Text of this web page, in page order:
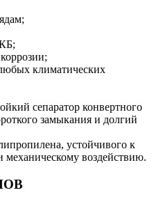
климатических
сепаратор конвертного
замыкания и долгий
устойчивого к
механическому воздействию.